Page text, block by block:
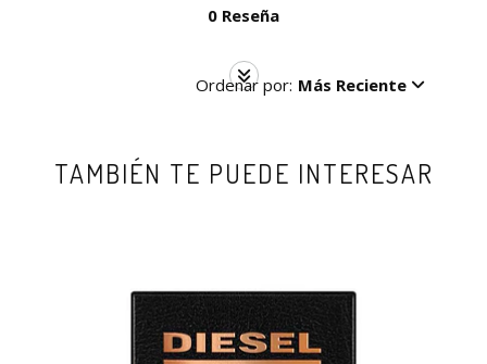
0 Reseña
Ordenar por: Más Reciente
TAMBIÉN TE PUEDE INTERESAR